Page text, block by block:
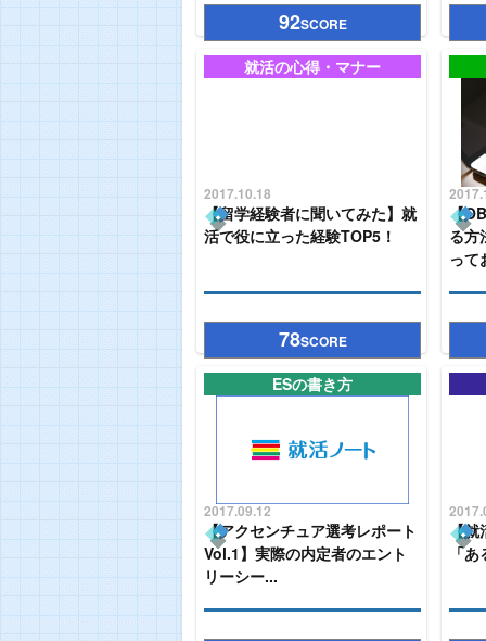
92SCORE
就活の心得・マナー
2017.10.18
【留学経験者に聞いてみた】就
活で役に立った経験TOP5！
78SCORE
【
る方
って
ESの書き方
2017.09.12
【アクセンチュア選考レポート
Vol.1】実際の内定者のエント
リーシー...
【就
「